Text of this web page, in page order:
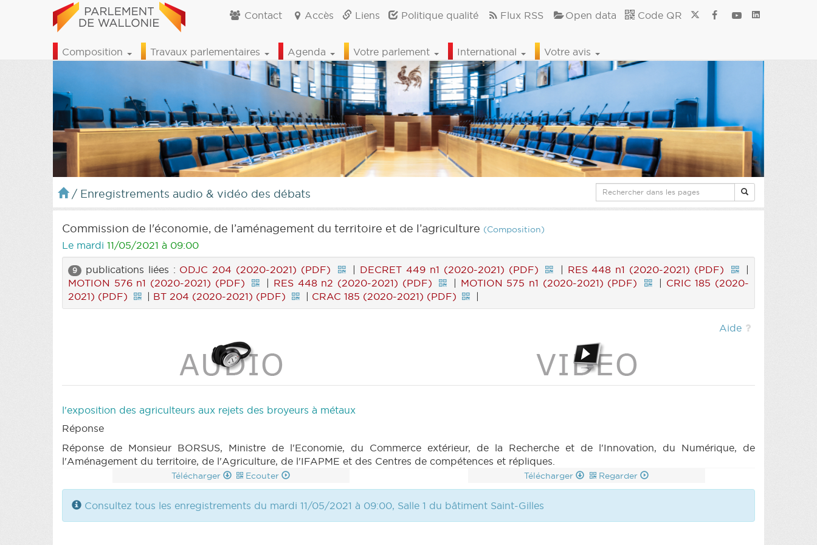
Contact Accès Liens Politique qualité Flux RSS Open data Code QR
Composition Travaux parlementaires Agenda Votre parlement International Votre avis
/ Enregistrements audio & vidéo des débats
Commission de l'économie, de l’aménagement du territoire et de l’agriculture (Composition)
Le mardi 11/05/2021 à 09:00
9 publications liées : ODJC 204 (2020-2021) (PDF) | DECRET 449 n1 (2020-2021) (PDF) | RES 448 n1 (2020-2021) (PDF)
|
MOTION 576 n1 (2020-2021) (PDF)
| RES 448 n2 (2020-2021) (PDF) | MOTION 575 n1 (2020-2021) (PDF) | CRIC 185 (2020-
2021) (PDF)
| BT 204 (2020-2021) (PDF) | CRAC 185 (2020-2021) (PDF) |
Aide
l'exposition des agriculteurs aux rejets des broyeurs à métaux
Réponse
Réponse de Monsieur BORSUS, Ministre de l'Economie, du Commerce extérieur, de la Recherche et de l'Innovation, du Numérique, de
l'Aménagement du territoire, de l'Agriculture, de l'IFAPME et des Centres de compétences et répliques.
Télécharger Ecouter Télécharger Regarder
Consultez tous les enregistrements du mardi 11/05/2021 à 09:00, Salle 1 du bâtiment Saint-Gilles